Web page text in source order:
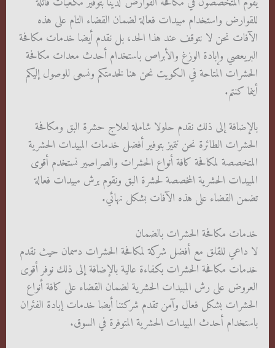
للقوارض واستخدام مبيدات فعالة لضمان القضاء التام على هذه
الآفات نحن لا نتوقف عند هذا الحد، بل نقدم أيضا خدمات مكافحة
البريعصي وإبادة الوزغ والأبراص باستخدام أحدث معدات مكافحة
الحشرات المتاحة في الكويت نحن هنا لخدمتكم ونسعى للوصول إليكم
أينما كنتم.
بالإضافة إلى ذلك نقدم حلولا شاملة لعلاج حشرة البق ومكافحة
الحشرات الطائرة نحن نتميز بتوفير أفضل خدمات المبيدات الحشرية
المتخصصة لمكافحة كافة أنواع الحشرات والصراصير نستخدم أقوى
المبيدات الحشرية المخصصة لحشرة البق ونقوم برش مبيدات فعالة
تضمن القضاء على هذه الآفات بشكل نهائي.
خدمات مكافحة الحشرات بالضمان
لا داعي للقلق مع أفضل شركة لمكافحة الحشرات دسمان حيث نقدم
خدمات مكافحة الحشرات بكفاءة عالية بالإضافة إلى ذلك نوفر أقوى
العروض على رش المبيدات الحشرية لضمان القضاء على كافة أنواع
الحشرات بشكل فعال وآمن تقدم شركتنا أيضا خدمات إبادة الفئران
باستخدام أحدث المبيدات الحشرية المتوفرة في السوق.